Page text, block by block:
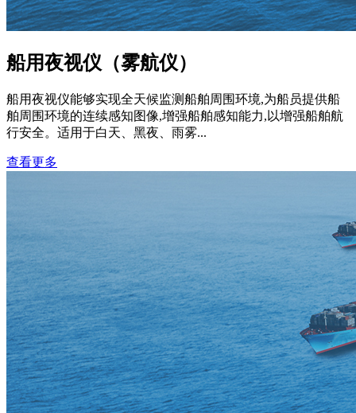
船用夜视仪（雾航仪）
船用夜视仪能够实现全天候监测船舶周围环境,为船员提供船
舶周围环境的连续感知图像,增强船舶感知能力,以增强船舶航
行安全。适用于白天、黑夜、雨雾...
查看更多